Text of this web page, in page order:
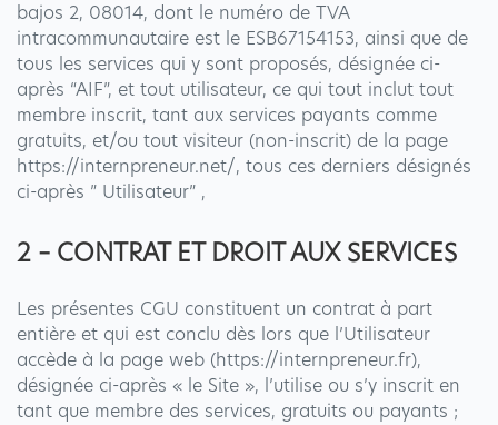
bajos 2, 08014, dont le numéro de TVA
intracommunautaire est le ESB67154153, ainsi que de
tous les services qui y sont proposés, désignée ci-
après “AIF”, et tout utilisateur, ce qui tout inclut tout
membre inscrit, tant aux services payants comme
gratuits, et/ou tout visiteur (non-inscrit) de la page
https://internpreneur.net/, tous ces derniers désignés
ci-après ” Utilisateur” ,
2 – CONTRAT ET DROIT AUX SERVICES
Les présentes CGU constituent un contrat à part
entière et qui est conclu dès lors que l’Utilisateur
accède à la page web (https://internpreneur.fr),
désignée ci-après « le Site », l’utilise ou s’y inscrit en
tant que membre des services, gratuits ou payants ;